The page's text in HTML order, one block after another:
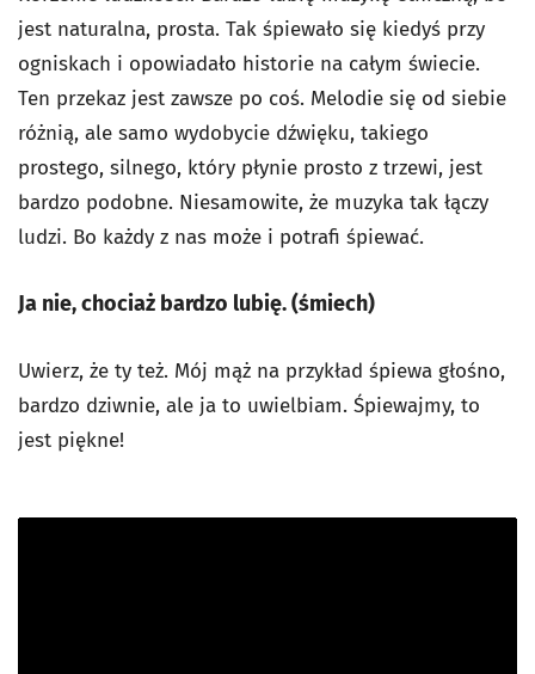
jest naturalna, prosta. Tak śpiewało się kiedyś przy
ogniskach i opowiadało historie na całym świecie.
Ten przekaz jest zawsze po coś. Melodie się od siebie
różnią, ale samo wydobycie dźwięku, takiego
prostego, silnego, który płynie prosto z trzewi, jest
bardzo podobne. Niesamowite, że muzyka tak łączy
ludzi. Bo każdy z nas może i potrafi śpiewać.
Ja nie, chociaż bardzo lubię. (śmiech)
Uwierz, że ty też. Mój mąż na przykład śpiewa głośno,
bardzo dziwnie, ale ja to uwielbiam. Śpiewajmy, to
jest piękne!